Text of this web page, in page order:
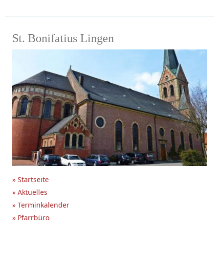
St. Bonifatius Lingen
» Startseite
» Aktuelles
» Terminkalender
» Pfarrbüro